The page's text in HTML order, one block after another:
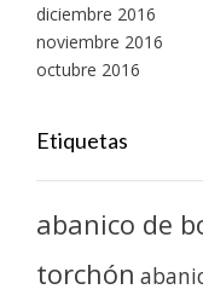
diciembre 2016
noviembre 2016
octubre 2016
Etiquetas
abanico de
torchón